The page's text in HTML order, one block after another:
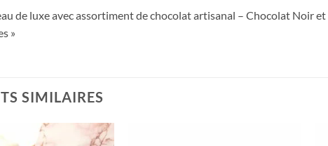
de luxe avec assortiment de chocolat artisanal – Chocolat Noir
»
SIMILAIRES